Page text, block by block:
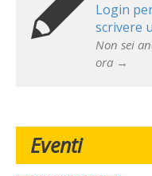
Login
scrivere
Non sei
ora →
Eventi